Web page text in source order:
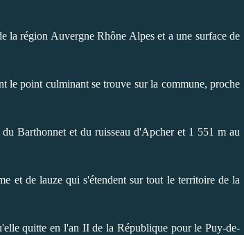
la région Auvergne Rhône Alpes et a une surface de
point culminant se trouve sur la commune, proche
Barthonnet et du ruisseau d'Apcher et 1 551 m au
et de lauze qui s'étendent sur tout le territoire de la
quitte en l'an II de la République pour le Puy-de-